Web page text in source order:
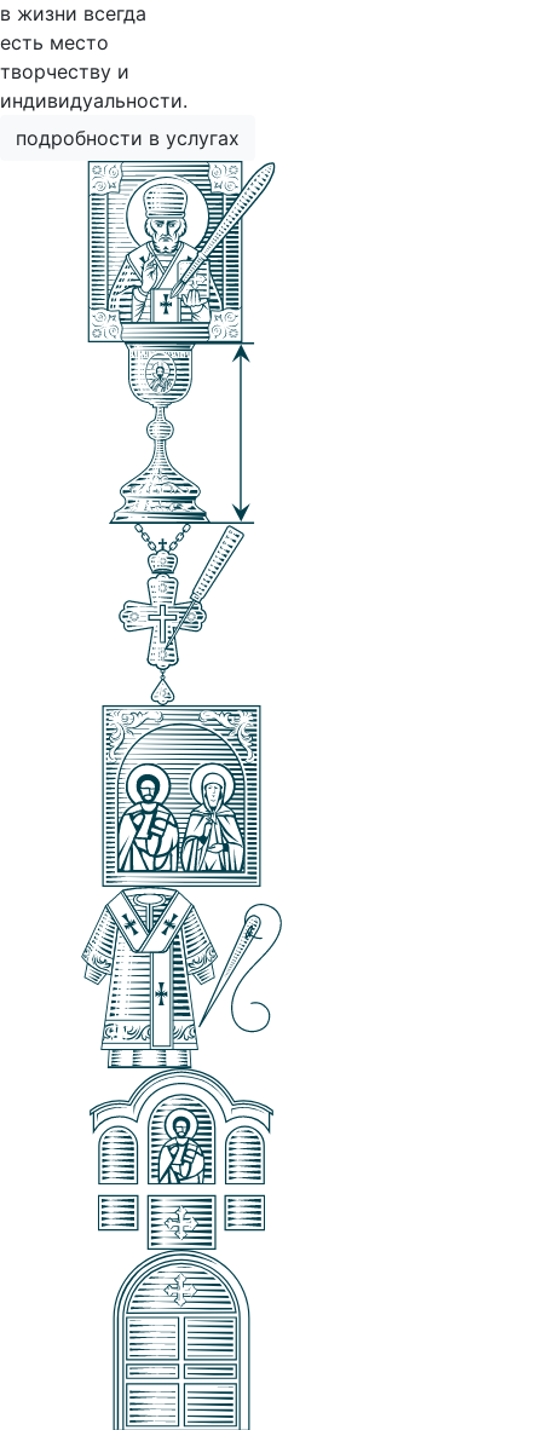
в жизни всегда
есть место
творчеству и
индивидуальности.
подробности в услугах